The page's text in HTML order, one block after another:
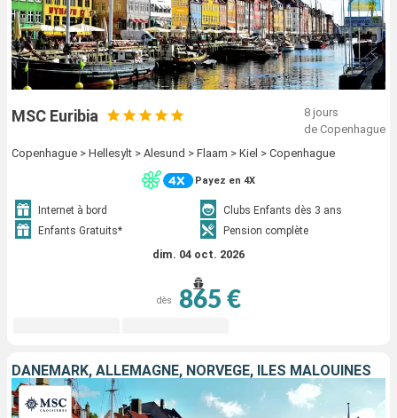
MSC Euribia
8 jours
de Copenhague
Copenhague > Hellesylt > Alesund > Flaam > Kiel > Copenhague
Payez en 4X
Internet à bord
Clubs Enfants dès 3 ans
Enfants Gratuits*
Pension complète
dim. 04 oct. 2026
dès 865 €
DANEMARK, ALLEMAGNE, NORVÈGE, ÎLES MALOUINES